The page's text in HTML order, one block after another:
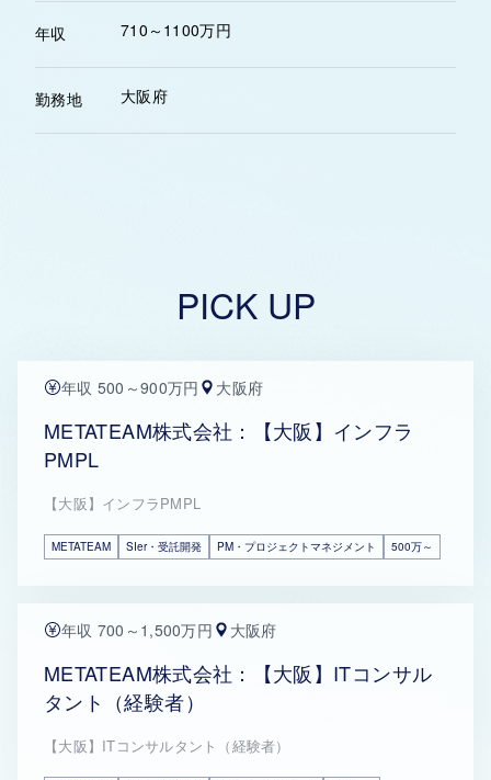
年収 710～1100万円
勤務地 大阪府
PICK UP
年収 500～900万円 大阪府
METATEAM株式会社：【大阪】インフラ
PMPL
【大阪】インフラPMPL
METATEAM SIer・受託開発 PM・プロジェクトマネジメント 500万～
年収 700～1,500万円 大阪府
METATEAM株式会社：【大阪】ITコンサル
タント（経験者）
【大阪】ITコンサルタント（経験者）